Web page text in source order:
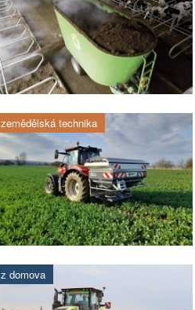
zemědělská technika
z domova